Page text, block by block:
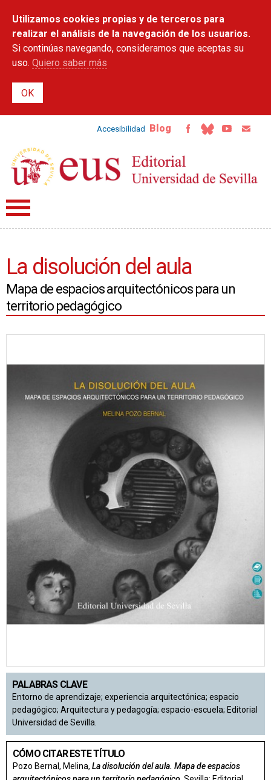
contenido
principal
Utilizamos cookies propias y de terceros para
realizar el análisis de la navegación de los usuarios.
Si continúas navegando, consideramos que aceptas su
uso. Quiero saber más
Accesibilidad Blog
La disolución del aula
Mapa de espacios arquitectónicos para un
territorio pedagógico
PALABRAS CLAVE
Entorno de aprendizaje; experiencia arquitectónica; espacio
pedagógico; Arquitectura y pedagogía; espacio-escuela; Editorial
Universidad de Sevilla.
CÓMO CITAR ESTE TÍTULO
Pozo Bernal, Melina, La disolución del aula. Mapa de espacios